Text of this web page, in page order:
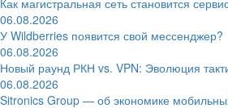
06.08.2026
У Wildberries появится свой мессенджер?
06.08.2026
Новый раунд РКН vs. VPN: Эволюция
06.08.2026
Sitronics Group — об экономике